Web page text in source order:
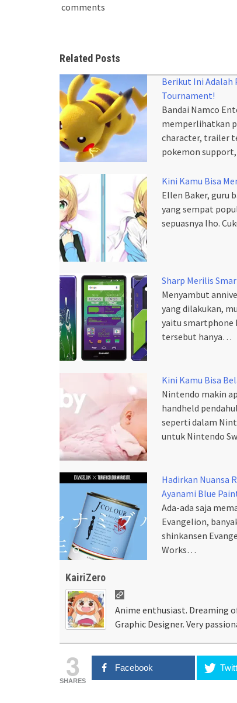
comments
Related Posts
Berikut Ini Adalah
Tournament!
Bandai Namco
memperlihatkan
character, trailer
pokemon
Kini Kamu Bisa
Ellen Baker, guru
yang sempat
sepuasnya lho.
Sharp Merilis
Menyambut
yang dilakukan,
yaitu smartphone
tersebut hanya…
Kini Kamu Bisa
Nintendo makin
handheld
seperti dalam
untuk Nintendo
Hadirkan Nuansa
Ayanami Blue
Ada-ada saja
Evangelion,
shinkansen
Works…
KairiZero
Anime enthusiast. Dreaming
Graphic Designer. Very
3
SHARES
Facebook